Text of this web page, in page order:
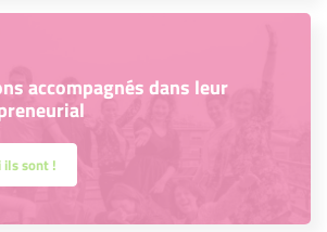
accompagnés dans leur
ils sont !